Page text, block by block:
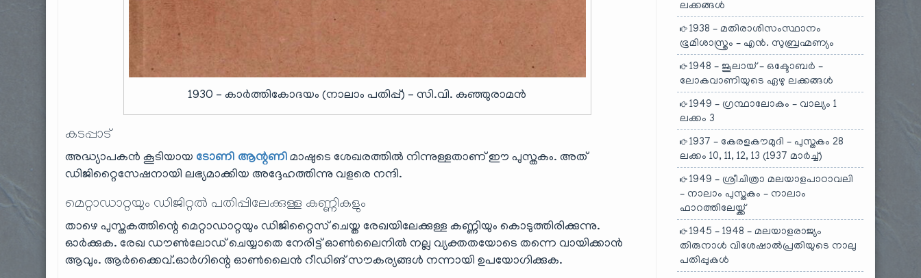
1930 – കാർത്തികോദയം (നാലാം പതിപ്പ്) – സി.വി. കുഞ്ഞുരാമൻ
കടപ്പാട്
അദ്ധ്യാപകൻ കൂടിയായ ടോണി ആന്റണി മാഷുടെ ശേഖരത്തിൽ നിന്നുള്ളതാണ് ഈ പുസ്തകം. അത്
ഡിജിറ്റൈസേഷനായി ലഭ്യമാക്കിയ അദ്ദേഹത്തിന്നു വളരെ നന്ദി.
മെറ്റാഡാറ്റയും ഡിജിറ്റൽ പതിപ്പിലേക്കുള്ള കണ്ണികളും
താഴെ പുസ്തകത്തിന്റെ മെറ്റാഡാറ്റയും ഡിജിറ്റൈസ് ചെയ്ത രേഖയിലേക്കുള്ള കണ്ണിയും കൊടുത്തിരിക്കുന്നു.
ഓർക്കുക. രേഖ ഡൗൺലോഡ് ചെയ്യാതെ നേരിട്ട് ഓൺലൈനിൽ നല്ല വ്യക്തതയോടെ തന്നെ വായിക്കാൻ
ആവും. ആർക്കൈവ്.ഓർഗിന്റെ ഓൺലൈൻ റീഡിങ് സൗകര്യങ്ങൾ നന്നായി ഉപയോഗിക്കുക.
ലക്കങ്ങൾ
1938 – മതിരാശിസംസ്ഥാനം
ഭൂമിശാസ്ത്രം – എൻ. സുബ്രഹ്മണ്യം
1948 – ജൂലായ് – ഒക്ടോബർ –
ലോകവാണിയുടെ ഏഴു ലക്കങ്ങൾ
1949 – ഗ്രന്ഥാലോകം – വാല്യം 1
ലക്കം 3
1937 – കേരളകൗമുദി – പുസ്തകം 28
ലക്കം 10, 11, 12, 13 (1937 മാർച്ച്)
1949 – ശ്രീചിത്രാ മലയാളപാഠാവലി
– നാലാം പുസ്തകം – നാലാം
ഫാറത്തിലേയ്ക്ക്
1945 – 1948 – മലയാളരാജ്യം
തിരുനാൾ വിശേഷാൽപ്രതിയുടെ നാലു
പതിപ്പുകൾ